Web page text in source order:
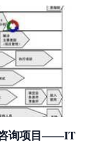
咨询项目——IT